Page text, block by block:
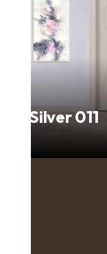
Silver 011